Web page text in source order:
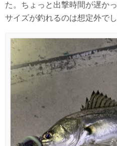
た。ちょっと出撃時間が遅か
サイズが釣れるのは想定外でし